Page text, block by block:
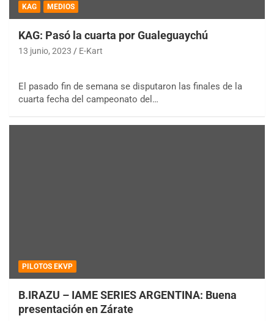
KAG MEDIOS
KAG: Pasó la cuarta por Gualeguaychú
13 junio, 2023 E-Kart
El pasado fin de semana se disputaron las finales de la
cuarta fecha del campeonato del…
PILOTOS EKVP
B.IRAZU – IAME SERIES ARGENTINA: Buena
presentación en Zárate